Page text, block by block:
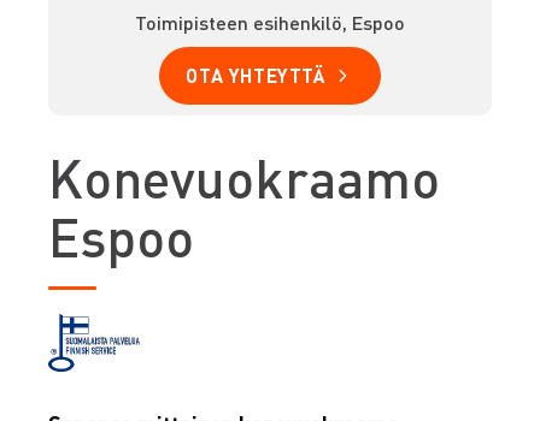
Toimipisteen esihenkilö, Espoo
OTA YHTEYTTÄ
Konevuokraamo
Espoo